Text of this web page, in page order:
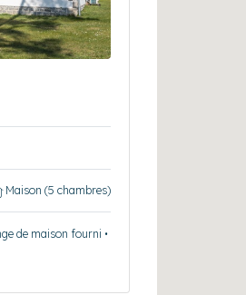
Maison (5 chambres)
de maison fourni •